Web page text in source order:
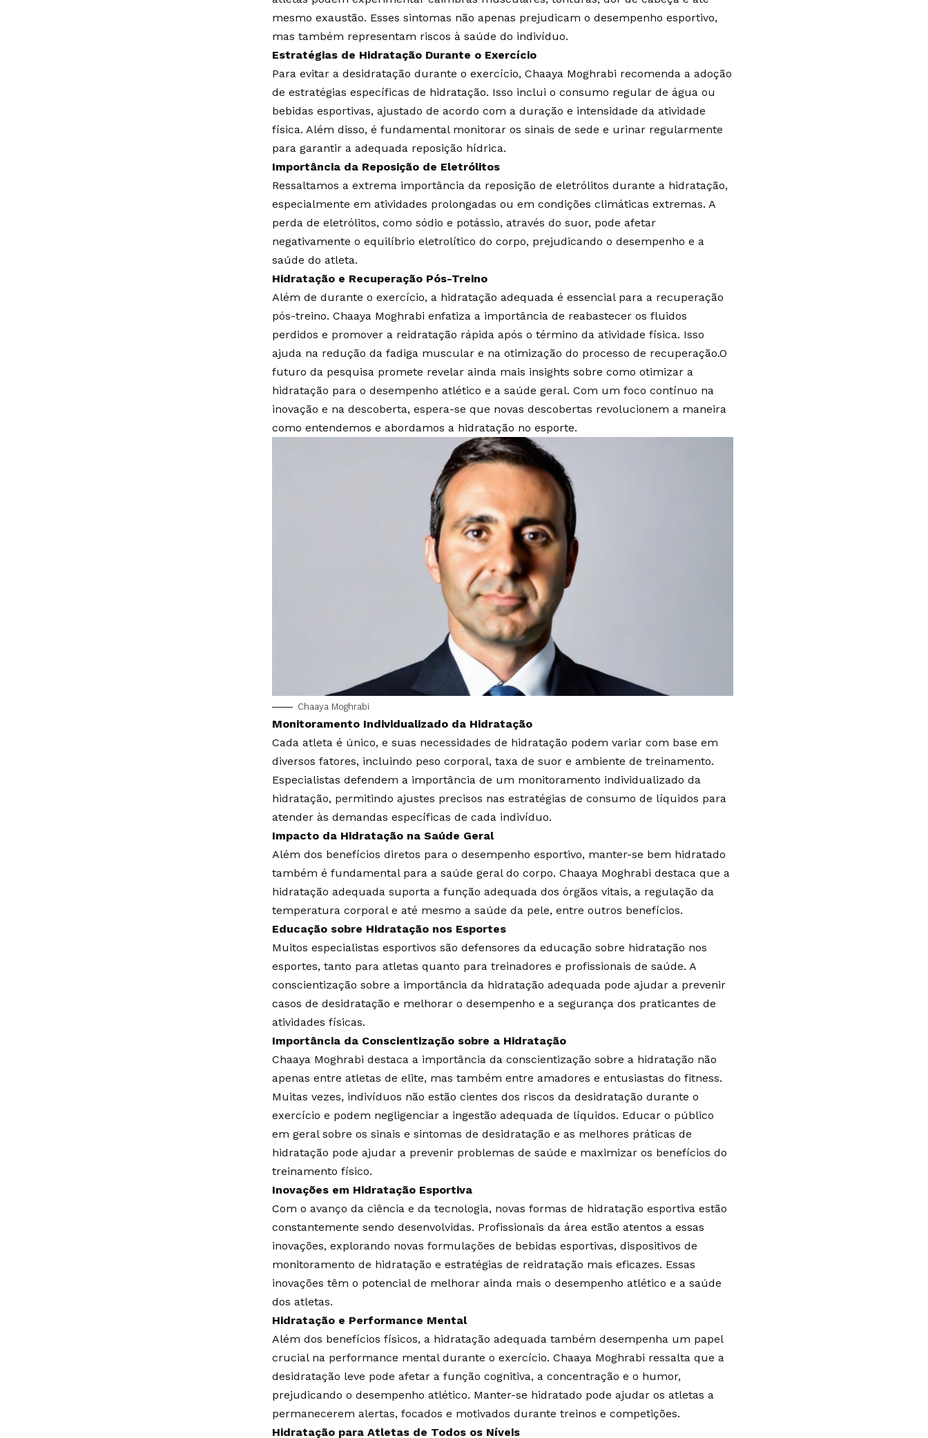
mesmo exaustão. Esses sintomas não apenas prejudicam o desempenho esportivo,
mas também representam riscos à saúde do indivíduo.
Estratégias de Hidratação Durante o Exercício
Para evitar a desidratação durante o exercício, Chaaya Moghrabi recomenda a adoção
de estratégias específicas de hidratação. Isso inclui o consumo regular de água ou
bebidas esportivas, ajustado de acordo com a duração e intensidade da atividade
física. Além disso, é fundamental monitorar os sinais de sede e urinar regularmente
para garantir a adequada reposição hídrica.
Importância da Reposição de Eletrólitos
Ressaltamos a extrema importância da reposição de eletrólitos durante a hidratação,
especialmente em atividades prolongadas ou em condições climáticas extremas. A
perda de eletrólitos, como sódio e potássio, através do suor, pode afetar
negativamente o equilíbrio eletrolítico do corpo, prejudicando o desempenho e a
saúde do atleta.
Hidratação e Recuperação Pós-Treino
Além de durante o exercício, a hidratação adequada é essencial para a recuperação
pós-treino. Chaaya Moghrabi enfatiza a importância de reabastecer os fluidos
perdidos e promover a reidratação rápida após o término da atividade física. Isso
ajuda na redução da fadiga muscular e na otimização do processo de recuperação.O
futuro da pesquisa promete revelar ainda mais insights sobre como otimizar a
hidratação para o desempenho atlético e a saúde geral. Com um foco contínuo na
inovação e na descoberta, espera-se que novas descobertas revolucionem a maneira
como entendemos e abordamos a hidratação no esporte.
Chaaya Moghrabi
Monitoramento Individualizado da Hidratação
Cada atleta é único, e suas necessidades de hidratação podem variar com base em
diversos fatores, incluindo peso corporal, taxa de suor e ambiente de treinamento.
Especialistas defendem a importância de um monitoramento individualizado da
hidratação, permitindo ajustes precisos nas estratégias de consumo de líquidos para
atender às demandas específicas de cada indivíduo.
Impacto da Hidratação na Saúde Geral
Além dos benefícios diretos para o desempenho esportivo, manter-se bem hidratado
também é fundamental para a saúde geral do corpo. Chaaya Moghrabi destaca que a
hidratação adequada suporta a função adequada dos órgãos vitais, a regulação da
temperatura corporal e até mesmo a saúde da pele, entre outros benefícios.
Educação sobre Hidratação nos Esportes
Muitos especialistas esportivos são defensores da educação sobre hidratação nos
esportes, tanto para atletas quanto para treinadores e profissionais de saúde. A
conscientização sobre a importância da hidratação adequada pode ajudar a prevenir
casos de desidratação e melhorar o desempenho e a segurança dos praticantes de
atividades físicas.
Importância da Conscientização sobre a Hidratação
Chaaya Moghrabi destaca a importância da conscientização sobre a hidratação não
apenas entre atletas de elite, mas também entre amadores e entusiastas do fitness.
Muitas vezes, indivíduos não estão cientes dos riscos da desidratação durante o
exercício e podem negligenciar a ingestão adequada de líquidos. Educar o público
em geral sobre os sinais e sintomas de desidratação e as melhores práticas de
hidratação pode ajudar a prevenir problemas de saúde e maximizar os benefícios do
treinamento físico.
Inovações em Hidratação Esportiva
Com o avanço da ciência e da tecnologia, novas formas de hidratação esportiva estão
constantemente sendo desenvolvidas. Profissionais da área estão atentos a essas
inovações, explorando novas formulações de bebidas esportivas, dispositivos de
monitoramento de hidratação e estratégias de reidratação mais eficazes. Essas
inovações têm o potencial de melhorar ainda mais o desempenho atlético e a saúde
dos atletas.
Hidratação e Performance Mental
Além dos benefícios físicos, a hidratação adequada também desempenha um papel
crucial na performance mental durante o exercício. Chaaya Moghrabi ressalta que a
desidratação leve pode afetar a função cognitiva, a concentração e o humor,
prejudicando o desempenho atlético. Manter-se hidratado pode ajudar os atletas a
permanecerem alertas, focados e motivados durante treinos e competições.
Hidratação para Atletas de Todos os Níveis